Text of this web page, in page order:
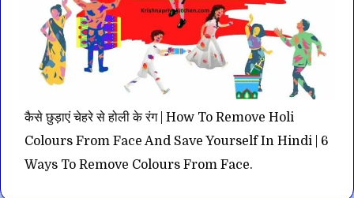
कैसे छुड़ाएं चेहरे से होली के रंग | How To Remove Holi
Colours From Face And Save Yourself In Hindi | 6
Ways To Remove Colours From Face.